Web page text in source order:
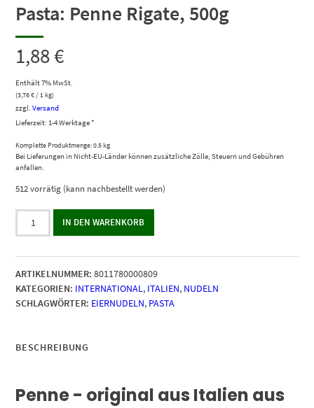
Pasta: Penne Rigate, 500g
1,88€
Enthält 7% MwSt.
(3,76€/ 1 kg)
zzgl.Versand
Lieferzeit: 1-4 Werktage *
Komplette Produktmenge: 0.5 kg
Bei Lieferungen in Nicht-EU-Länder können zusätzliche Zölle, Steuern und Gebühren
anfallen.
512 vorrätig (kann nachbestellt werden)
Pasta:
Penne
500g
Menge
IN DEN WARENKORB
ARTIKELNUMMER: 8011780000809
KATEGORIEN: INTERNATIONAL , ITALIEN, NUDELN
SCHLAGWÖRTER: EIERNUDELN, PASTA
BESCHREIBUNG
Penne - original aus Italien aus